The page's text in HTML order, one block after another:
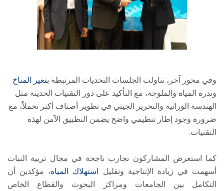
وفي محور آخر، تناولت الجلسات التحديات المرتبطة بتغير المناخ
وندرة المياه والملوحة، مع التأكيد على دور التقنيات الحديثة مثل
الهندسة الوراثية والتحرير الجيني في تطوير أصناف أكثر تحملاً، مع
ضرورة وجود إطار تنظيمي واضح يضمن التطبيق الآمن لهذه
التقنيات.
كما استعرض المشاركون تجارب ناجحة في مجال تربية النبات
أسهمت في زيادة الإنتاجية وتقليل
استهلاك المياه، مؤكدين أن
التكامل بين الجامعات ومراكز البحوث والقطاع الخاص